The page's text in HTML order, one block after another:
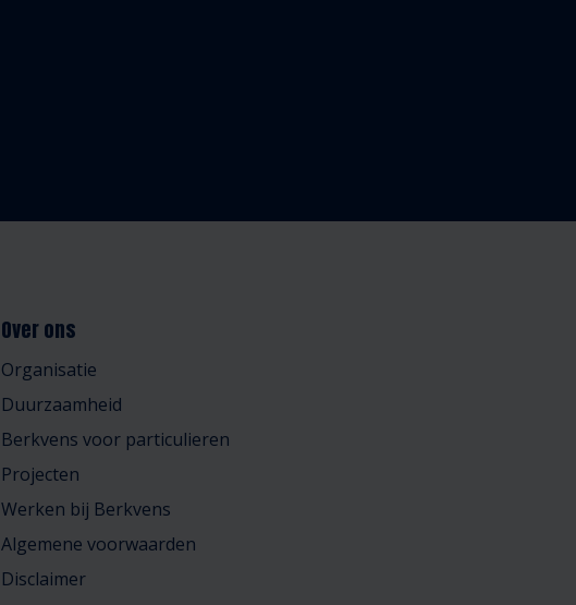
Over ons
Organisatie
Duurzaamheid
Berkvens voor particulieren
Projecten
Werken bij Berkvens
Algemene voorwaarden
Disclaimer